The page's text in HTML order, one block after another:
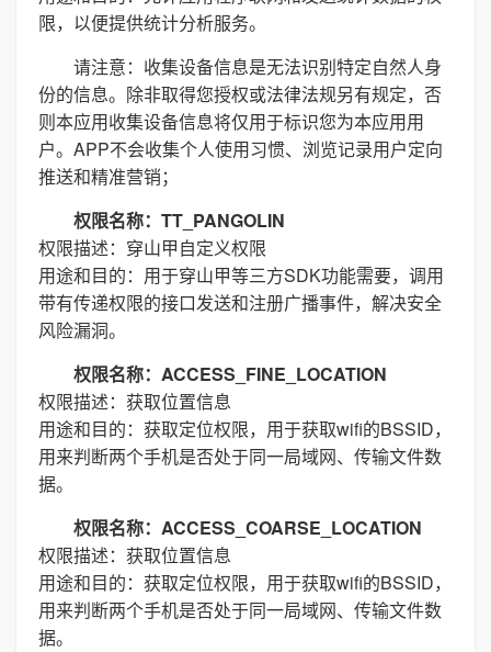
限，以便提供统计分析服务。
请注意：收集设备信息是无法识别特定自然人身
份的信息。除非取得您授权或法律法规另有规定，否
则本应用收集设备信息将仅用于标识您为本应用用
户。APP不会收集个人使用习惯、浏览记录用户定向
推送和精准营销；
权限名称：TT_PANGOLIN
权限描述：穿山甲自定义权限
用途和目的：用于穿山甲等三方SDK功能需要，调用
带有传递权限的接口发送和注册广播事件，解决安全
风险漏洞。
权限名称：ACCESS_FINE_LOCATION
权限描述：获取位置信息
用途和目的：获取定位权限，用于获取wifi的BSSID，
用来判断两个手机是否处于同一局域网、传输文件数
据。
权限名称：ACCESS_COARSE_LOCATION
权限描述：获取位置信息
用途和目的：获取定位权限，用于获取wifi的BSSID，
用来判断两个手机是否处于同一局域网、传输文件数
据。